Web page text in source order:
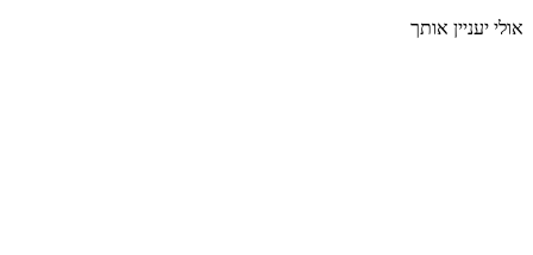
אולי יעניין אותך